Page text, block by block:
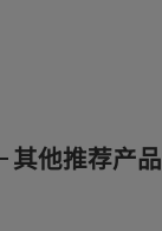
使用说明书
其他推荐产品